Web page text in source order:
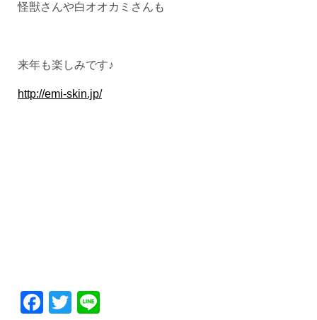
怪獣さんや白オオカミさんも
来年も楽しみです♪
http://emi-skin.jp/
Facebook
Twitter
Line